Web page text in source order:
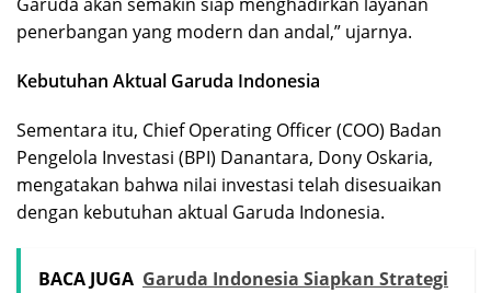
Garuda akan semakin siap menghadirkan layanan
penerbangan yang modern dan andal,” ujarnya.
Kebutuhan Aktual Garuda Indonesia
Sementara itu, Chief Operating Officer (COO) Badan
Pengelola Investasi (BPI) Danantara, Dony Oskaria,
mengatakan bahwa nilai investasi telah disesuaikan
dengan kebutuhan aktual Garuda Indonesia.
BACA JUGA Garuda Indonesia Siapkan Strategi